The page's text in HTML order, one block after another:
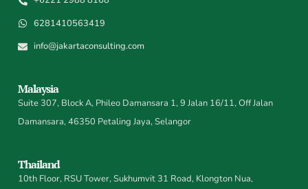
6281410563419
info@jakartaconsulting.com
Malaysia
Suite 307, Block A, Phileo Damansara 1, 9 Jalan 16/11, Off Jalan
Damansara, 46350 Petaling Jaya, Selangor
Thailand
10th Floor, RSU Tower, Sukhumvit 31 Road, Klongton Nua,